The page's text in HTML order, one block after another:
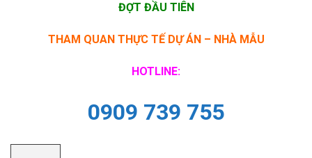
ĐỢT ĐẦU TIÊN
THAM QUAN THỰC TẾ DỰ ÁN – NHÀ MẪU
HOTLINE:
0909 739 755